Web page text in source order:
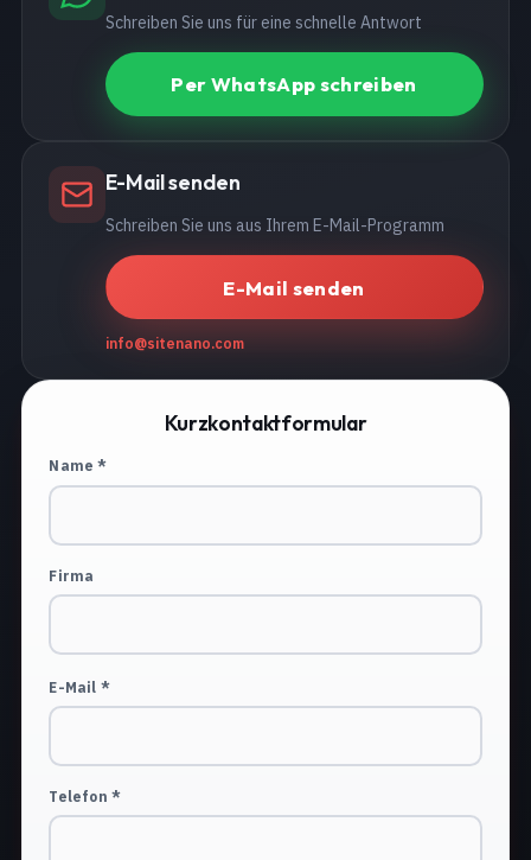
Schreiben Sie uns für eine schnelle Antwort
Per WhatsApp schreiben
E-Mail senden
Schreiben Sie uns aus Ihrem E-Mail-Programm
E-Mail senden
info@sitenano.com
Kurzkontaktformular
Name *
Firma
E-Mail *
Telefon *